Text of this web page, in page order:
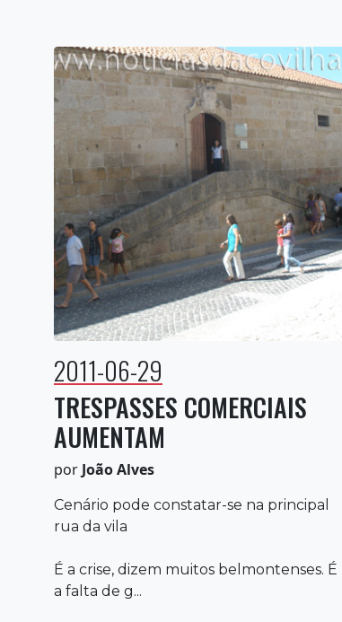
2011-06-29
TRESPASSES COMERCIAIS
AUMENTAM
por João Alves
Cenário pode constatar-se na principal
rua da vila
É a crise, dizem muitos belmontenses. É
a falta de g...